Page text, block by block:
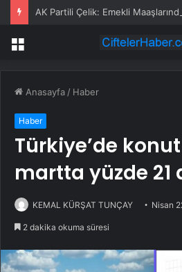
Menü
Anasayfa / Haber
Haber
Türkiye’de konut
martta yüzde 21
KEMAL KÜRŞAT TUNÇAY Nisan
2 dakika okuma süresi